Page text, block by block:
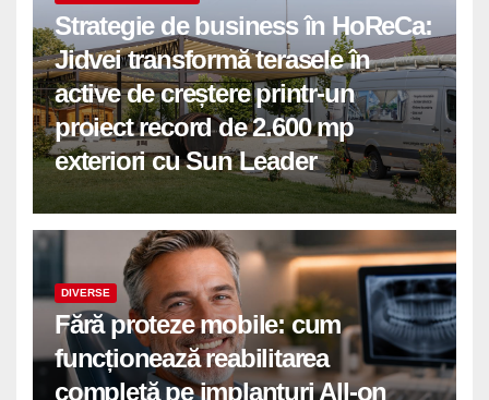
Strategie de business în HoReCa:
Jidvei transformă terasele în
active de creștere printr-un
proiect record de 2.600 mp
exteriori cu Sun Leader
DIVERSE
Fără proteze mobile: cum
funcționează reabilitarea
completă pe implanturi All-on